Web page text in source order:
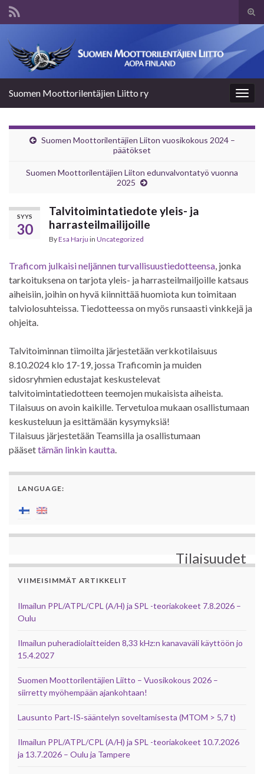
Suomen Moottorilentäjien Liitto ry
Suomen Moottorilentäjien Liiton vuosikokous 2024 –
päätökset
Suomen Moottorilentäjien Liiton edunvalvontatyö vuonna
2025
SYYS
30
Talvitoimintatiedote yleis- ja
harrasteilmailijoille
ByEsa Harju in Uncategorized
Traficom julkaisi neljännen turvallisuustiedotteensa, jonka
tarkoituksena on tarjota yleis- ja harrasteilmailjoille katsaus
aiheisiin, joihin on hyvä kiinnittää huomiota kun toimitaan
talviolosuhteissa. Tiedotteessa on myös runsaasti vinkkejä ja
ohjeita.
Talvitoiminnan tiimoilta järjestetään verkkotilaisuus
8.10.2024 klo 17-19, jossa Traficomin ja muiden
sidosryhmien edustajat keskustelevat
talvitoimintatiedotteen teemojen mukaisista aiheista.
Tilaisuus on avoin kaikille. Tervetuloa mukaan osallistumaan
keskusteluun ja esittämään kysymyksiä!
Tilaisuus järjestetään Teamsilla ja osallistumaan
pääsettämän linkin kautta.
LANGUAGE:
Tilaisuudet
VIIMEISIMMÄT ARTIKKELIT
Ilmailun PPL/ATPL/CPL (A/H) ja SPL -teoriakokeet 7.8.2026 –
Oulu
Ilmailun puheradiolaitteiden 8,33 kHz:n kanavaväli käyttöön jo
15.4.2027
Suomen Moottorilentäjien Liitto – Vuosikokous 2026 –
siirretty myöhempään ajankohtaan!
Lausunto Part‑IS‑sääntelyn soveltamisesta (MTOM > 5,7 t)
Ilmailun PPL/ATPL/CPL (A/H) ja SPL -teoriakokeet 10.7.2026
ja 13.7.2026 – Oulu ja Tampere